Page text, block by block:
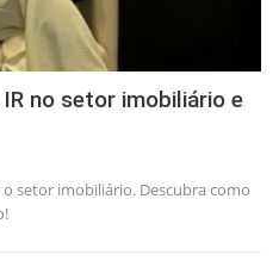
no setor imobiliário e
setor imobiliário. Descubra como